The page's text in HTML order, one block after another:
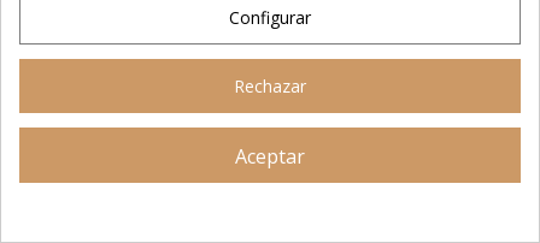
se muestra incómodo, probablemente sea
dolor ynecesite revisión veterinaria.
Publicado en:Perros,Cuidados y salud para perros
Asesoramiento personalizado
Configurar
Rechazar
Aceptar